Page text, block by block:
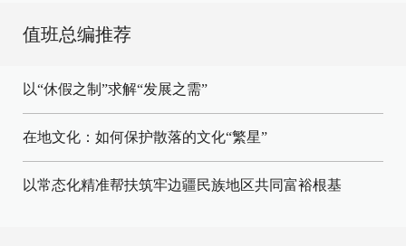
值班总编推荐
以“休假之制”求解“发展之需”
在地文化：如何保护散落的文化“繁星”
以常态化精准帮扶筑牢边疆民族地区共同富裕根基